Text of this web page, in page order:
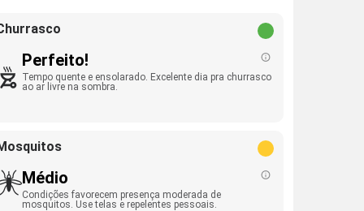
Perfeito!
Tempo quente e ensolarado. Excelente dia pra churrasco
ao ar livre na sombra.
Médio
Condições favorecem presença moderada de
mosquitos. Use telas e repelentes pessoais.